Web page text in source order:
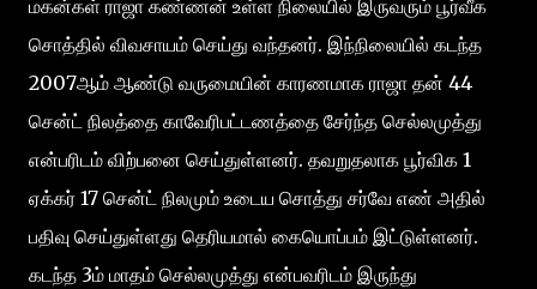
மகன்கள் ராஜா கண்ணன் உள்ள நிலையில் இருவரும் பூர்வீக
சொத்தில் விவசாயம் செய்து வந்தனர். இந்நிலையில் கடந்த
2007ஆம் ஆண்டு வருமையின் காரணமாக ராஜா தன் 44
சென்ட் நிலத்தை காவேரிபட்டணத்தை சேர்ந்த செல்லமுத்து
என்பரிடம் விற்பனை செய்துள்ளனர். தவறுதலாக பூர்விக 1
ஏக்கர் 17 சென்ட் நிலமும் உடைய சொத்து சர்வே எண் அதில்
பதிவு செய்துள்ளது தெரியமால் கையொப்பம் இட்டுள்ளனர்.
கடந்த 3ம் மாதம் செல்லமுத்து என்பவரிடம் இருந்து